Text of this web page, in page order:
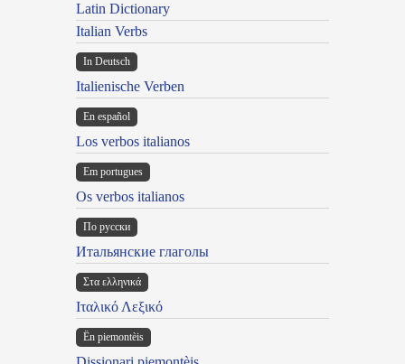
Latin Dictionary
Italian Verbs
In Deutsch
Italienische Verben
En español
Los verbos italianos
Em portugues
Os verbos italianos
По русски
Итальянские глаголы
Στα ελληνικά
Ιταλικό Λεξικό
Ën piemontèis